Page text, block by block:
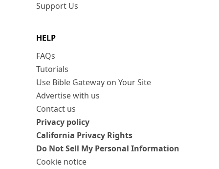
Support Us
HELP
FAQs
Tutorials
Use Bible Gateway on Your Site
Advertise with us
Contact us
Privacy policy
California Privacy Rights
Do Not Sell My Personal Information
Cookie notice